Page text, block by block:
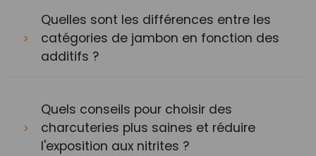
Quelles sont les différences entre les
catégories de jambon en fonction des
additifs ?
Quels conseils pour choisir des
charcuteries plus saines et réduire
l'exposition aux nitrites ?